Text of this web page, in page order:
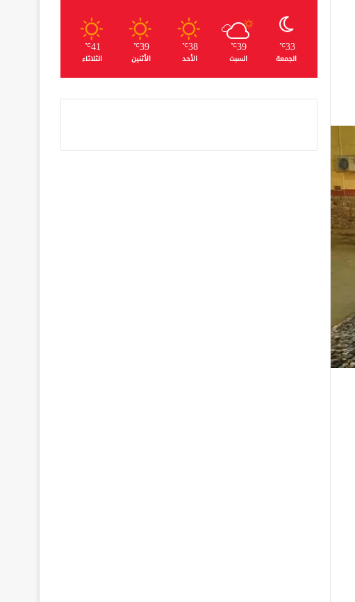
33
℃
الجمعة
39
℃
السبت
38
℃
الأحد
39
℃
الأثنين
41
℃
الثلاثاء